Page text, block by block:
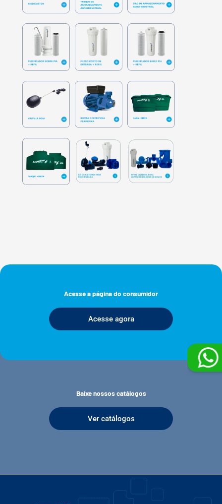
Acesse a página do consumidor
Acesse agora
Baixe nossos catálogos
Ver catálogos